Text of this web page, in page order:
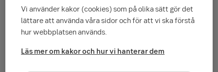
Vi använder kakor (cookies) som på olika sätt gör det
lättare att använda våra sidor och för att vi ska förstå
hur webbplatsen används.
Läs mer om kakor och hur vi hanterar dem